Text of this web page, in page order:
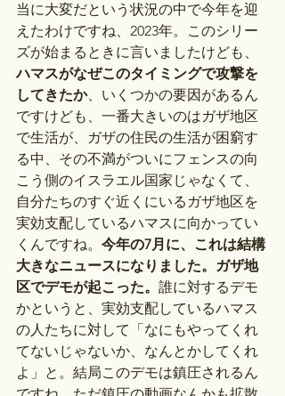
当に大変だという状況の中で今年を迎
えたわけですね、2023年。このシリー
ズが始まるときに言いましたけども、
ハマスがなぜこのタイミングで攻撃を
してきたか、いくつかの要因があるん
ですけども、一番大きいのはガザ地区
で生活が、ガザの住民の生活が困窮す
る中、その不満がついにフェンスの向
こう側のイスラエル国家じゃなくて、
自分たちのすぐ近くにいるガザ地区を
実効支配しているハマスに向かってい
くんですね。 今年の7月に、これは結構
大きなニュースになりました。ガザ地
区でデモが起こった。 誰に対するデモ
かというと、実効支配しているハマス
の人たちに対して「なにもやってくれ
てないじゃないか、なんとかしてくれ
よ」と。結局このデモは鎮圧されるん